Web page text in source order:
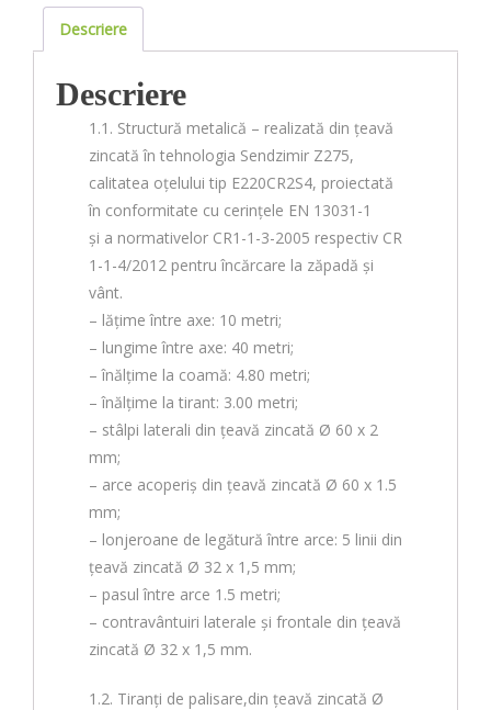
Descriere
Descriere
1.1. Structură metalică – realizată din țeavă
zincată în tehnologia Sendzimir Z275,
calitatea oțelului tip E220CR2S4, proiectată
în conformitate cu cerințele EN 13031-1
și a normativelor CR1-1-3-2005 respectiv CR
1-1-4/2012 pentru încărcare la zăpadă și
vânt.
– lățime între axe: 10 metri;
– lungime între axe: 40 metri;
– înălțime la coamă: 4.80 metri;
– înălțime la tirant: 3.00 metri;
– stâlpi laterali din țeavă zincată Ø 60 x 2
mm;
– arce acoperiș din țeavă zincată Ø 60 x 1.5
mm;
– lonjeroane de legătură între arce: 5 linii din
țeavă zincată Ø 32 x 1,5 mm;
– pasul între arce 1.5 metri;
– contravântuiri laterale și frontale din țeavă
zincată Ø 32 x 1,5 mm.
1.2. Tiranți de palisare,din țeavă zincată Ø